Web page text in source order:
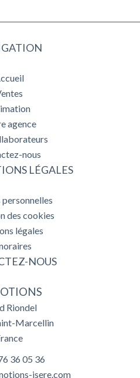
agence
nous
LÉGALES
personnelles
des cookies
légales
NOUS
Riondel
Marcellin
36 05 36
isere.com